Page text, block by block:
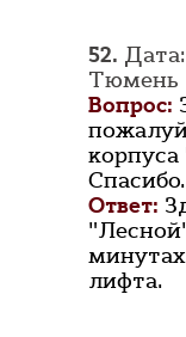
52.
Тюмень
Вопрос:
Спасибо.
Ответ:
лифта.